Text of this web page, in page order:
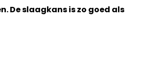
De slaagkans is zo goed als